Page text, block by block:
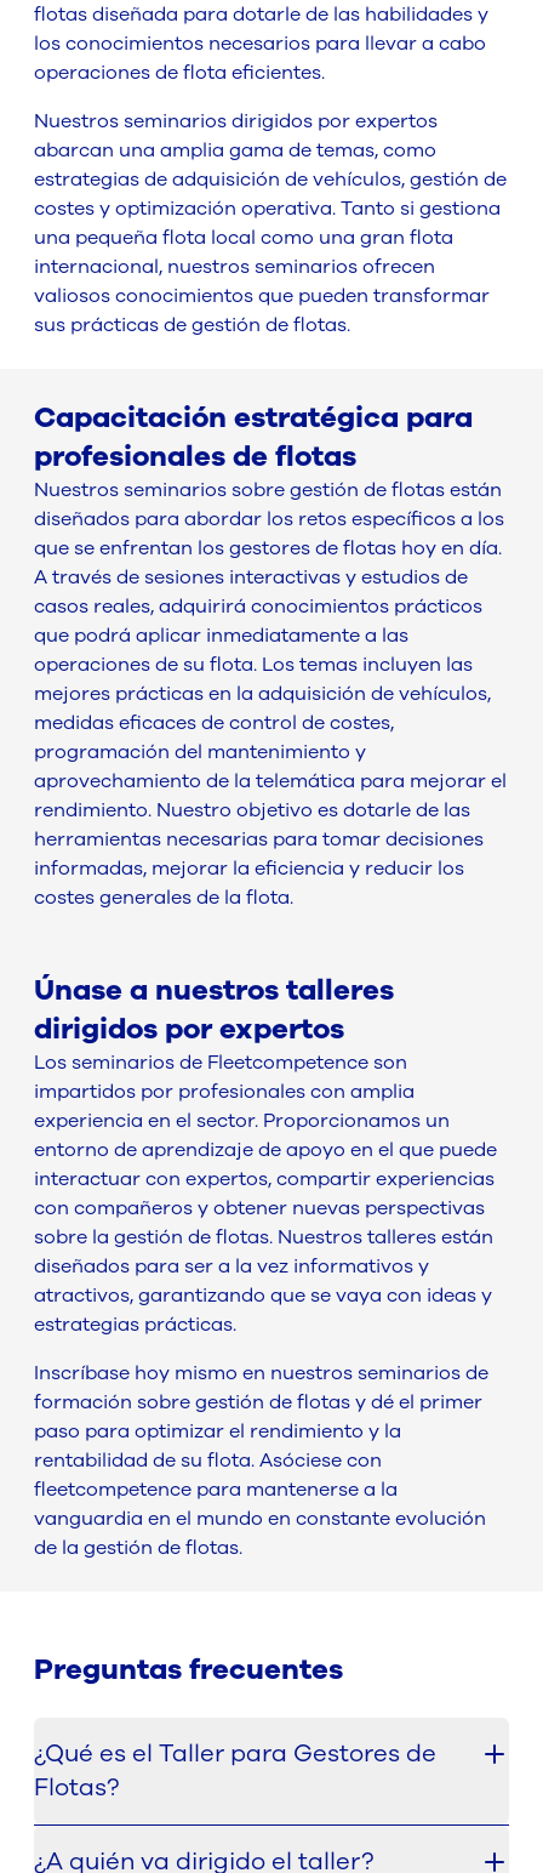
flotas diseñada para dotarle de las habilidades y
los conocimientos necesarios para llevar a cabo
operaciones de flota eficientes.
Nuestros seminarios dirigidos por expertos
abarcan una amplia gama de temas, como
estrategias de adquisición de vehículos, gestión de
costes y optimización operativa. Tanto si gestiona
una pequeña flota local como una gran flota
internacional, nuestros seminarios ofrecen
valiosos conocimientos que pueden transformar
sus prácticas de gestión de flotas.
Capacitación estratégica para
profesionales de flotas
Nuestros seminarios sobre gestión de flotas están
diseñados para abordar los retos específicos a los
que se enfrentan los gestores de flotas hoy en día.
A través de sesiones interactivas y estudios de
casos reales, adquirirá conocimientos prácticos
que podrá aplicar inmediatamente a las
operaciones de su flota. Los temas incluyen las
mejores prácticas en la adquisición de vehículos,
medidas eficaces de control de costes,
programación del mantenimiento y
aprovechamiento de la telemática para mejorar el
rendimiento. Nuestro objetivo es dotarle de las
herramientas necesarias para tomar decisiones
informadas, mejorar la eficiencia y reducir los
costes generales de la flota.
Únase a nuestros talleres
dirigidos por expertos
Los seminarios de Fleetcompetence son
impartidos por profesionales con amplia
experiencia en el sector. Proporcionamos un
entorno de aprendizaje de apoyo en el que puede
interactuar con expertos, compartir experiencias
con compañeros y obtener nuevas perspectivas
sobre la gestión de flotas. Nuestros talleres están
diseñados para ser a la vez informativos y
atractivos, garantizando que se vaya con ideas y
estrategias prácticas.
Inscríbase hoy mismo en nuestros seminarios de
formación sobre gestión de flotas y dé el primer
paso para optimizar el rendimiento y la
rentabilidad de su flota. Asóciese con
fleetcompetence para mantenerse a la
vanguardia en el mundo en constante evolución
de la gestión de flotas.
Preguntas frecuentes
¿Qué es el Taller para Gestores de
Flotas?
¿A quién va dirigido el taller?